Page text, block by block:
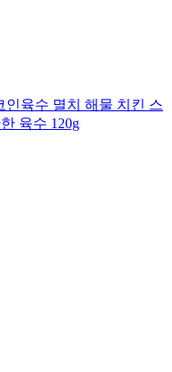
인육수 멸치 해물 치킨 스
육수 120g